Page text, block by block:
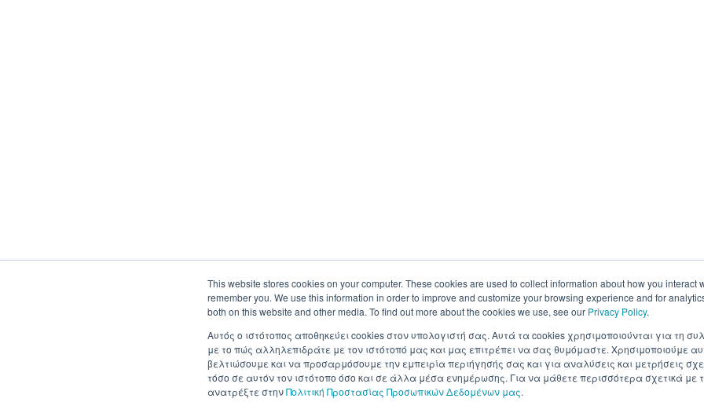
This website stores cookies on your computer. These cookies are used to collect information about how you interact
remember you. We use this information in order to improve and customize your browsing experience and for
both on this website and other media. To find out more about the cookies we use, see our Privacy Policy.
Αυτός ο ιστότοπος αποθηκεύει cookies στον υπολογιστή σας. Αυτά τα cookies χρησιμοποιούνται για τη
με το πώς αλληλεπιδράτε με τον ιστότοπό μας και μας επιτρέπει να σας θυμόμαστε. Χρησιμοποιούμε
βελτιώσουμε και να προσαρμόσουμε την εμπειρία περιήγησής σας και για αναλύσεις και μετρήσεις
τόσο σε αυτόν τον ιστότοπο όσο και σε άλλα μέσα ενημέρωσης. Για να μάθετε περισσότερα σχετικά με
ανατρέξτε στηνΠολιτική Προστασίας Προσωπικών Δεδομένων μας.